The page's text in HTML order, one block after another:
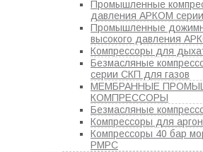
Промышленные
давления АРКОМ
Промышленные
высокого давления
Компрессоры для
Безмасляные
серии СКП для газов
МЕМБРАННЫЕ
КОМПРЕССОРЫ
Безмасляные
Компрессоры для
Компрессоры 40 бар
РМРС